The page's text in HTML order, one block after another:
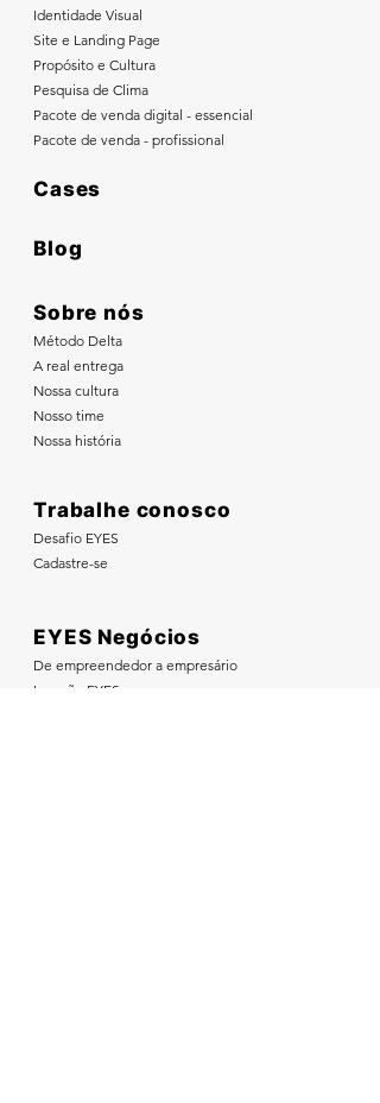
Identidade Visual
Site e Landing Page
Propósito e Cultura
Pesquisa de Clima
Pacote de venda digital - essencial
Pacote de venda - profissional
Cases
Blog
Sobre nós
Método Delta
A real entrega
Nossa cultura
Nosso time
Nossa história
Trabalhe conosco
Desafio EYES
Cadastre-se
EYES Negócios
De empreendedor a empresário
Imersão EYES